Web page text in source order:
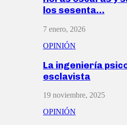
los sesenta…
7 enero, 2026
OPINIÓN
La ingeniería
esclavista
19 noviembre, 2025
OPINIÓN